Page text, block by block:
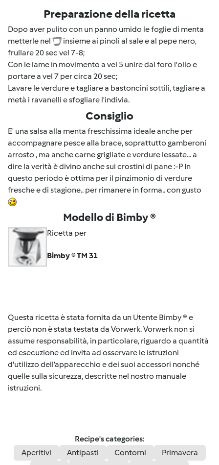
Preparazione della ricetta
Dopo aver pulito con un panno umido le foglie di menta
metterle nel
insieme ai pinoli al sale e al pepe nero,
frullare 20 sec vel 7-8;
Con le lame in movimento a vel 5 unire dal foro l'olio e
portare a vel 7 per circa 20 sec;
Lavare le verdure e tagliare a bastoncini sottili, tagliare a
metà i ravanelli e sfogliare l'indivia.
Consiglio
E' una salsa alla menta freschissima ideale anche per
accompagnare pesce alla brace, soprattutto gamberoni
arrosto , ma anche carne grigliate e verdure lessate... a
dire la verità è divino anche sui crostini di pane :-P In
questo periodo è ottima per il pinzimonio di verdure
fresche e di stagione.. per rimanere in forma.. con gusto
Modello di Bimby ®
Ricetta per
Bimby ® TM 31
Questa ricetta è stata fornita da un Utente Bimby ® e
perciò non è stata testata da Vorwerk. Vorwerk non si
assume responsabilità, in particolare, riguardo a quantità
ed esecuzione ed invita ad osservare le istruzioni
d'utilizzo dell’apparecchio e dei suoi accessori nonché
quelle sulla sicurezza, descritte nel nostro manuale
istruzioni.
Recipe's categories:
Aperitivi
Antipasti Contorni
Primavera